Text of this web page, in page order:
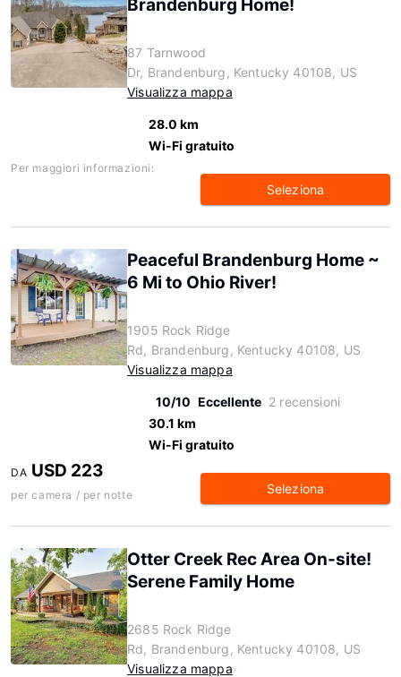
Brandenburg Home!
87 Tarnwood
Dr, Brandenburg, Kentucky 40108, US
Visualizza mappa
28.0 km
Wi-Fi gratuito
Per maggiori informazioni:
Seleziona
Peaceful Brandenburg Home ~
6 Mi to Ohio River!
1905 Rock Ridge
Rd, Brandenburg, Kentucky 40108, US
Visualizza mappa
10/10 Eccellente 2 recensioni
30.1 km
Wi-Fi gratuito
DA USD 223
per camera / per notte Seleziona
Otter Creek Rec Area On-site!
Serene Family Home
2685 Rock Ridge
Rd, Brandenburg, Kentucky 40108, US
Visualizza mappa